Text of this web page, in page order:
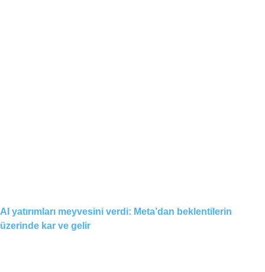
AI yatırımları meyvesini verdi: Meta’dan beklentilerin
üzerinde kar ve gelir